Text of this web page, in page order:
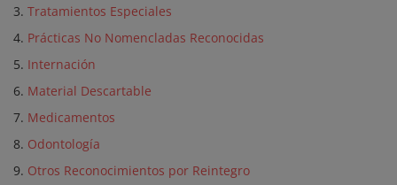
3. Tratamientos Especiales
4. Prácticas No Nomencladas Reconocidas
5. Internación
6. Material Descartable
7. Medicamentos
8. Odontología
9. Otros Reconocimientos por Reintegro